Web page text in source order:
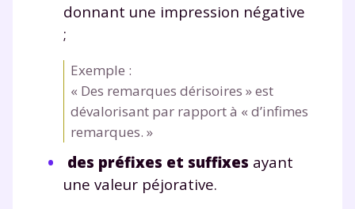
donnant une impression négative
;
Exemple :
« Des remarques dérisoires » est
dévalorisant par rapport à « d’infimes
remarques. »
des préfixes et suffixes ayant
une valeur péjorative.